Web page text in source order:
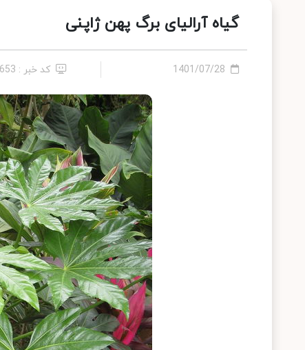
گیاه آرالیای برگ پهن ژاپنی
1401/07/28 کد خبر : 21653